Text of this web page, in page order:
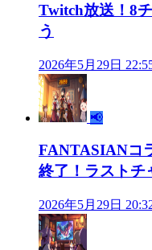
Twitch放送！8
う
2026年5月29日
📢
FANTASIANコ
終了！ラストチ
2026年5月29日